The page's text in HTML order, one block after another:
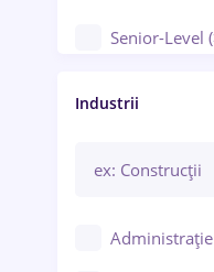
Senior-Level
Manager /
Industrii